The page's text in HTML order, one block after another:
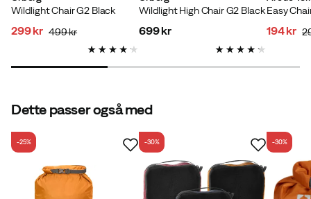
Verified by Trustvoice
Wildlight Chair G2 Black
299 kr 499 kr
Wildlight High Chair G2 Black
699 kr
Easy
194 kr
Dette passer også med
-25% -30% -30%